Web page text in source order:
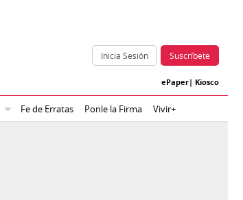
Inicia Sesión Suscríbete
ePaper| Kiosco
Fe de Erratas Ponle la Firma Vivir+